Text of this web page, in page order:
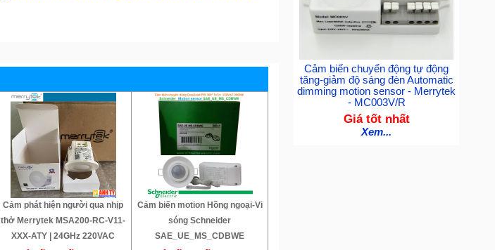
Cảm phát hiện người qua nhịp
thở Merrytek MSA200-RC-V11-
XXX-ATY | 24GHz 220VAC
Cảm biến motion Hồng ngoại-Vi
sóng Schneider
SAE_UE_MS_CDBWE
Cảm biến chuyển động tự động
tăng-giảm độ sáng đèn Automatic
dimming motion sensor - Merrytek
- MC003V/R
Giá tốt nhất
Xem...